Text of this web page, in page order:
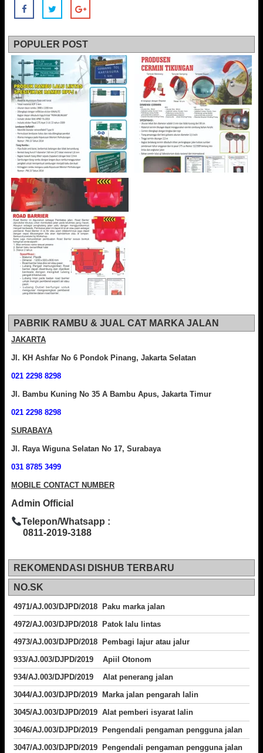
POPULER POST
PABRIK RAMBU & JUAL CAT MARKA JALAN
JAKARTA
Jl. KH Ashfar No 6 Pondok Pinang, Jakarta Selatan
021 2298 8298
Jl. Bambu Kuning No 35 A Bambu Apus, Jakarta Timur
021 2298 8298
SURABAYA
Jl. Raya Wiguna Selatan No 17, Surabaya
031 8785 3499
MOBILE CONTACT NUMBER
Admin Official
Telepon/Whatsapp :
0811-2019-3188
REKOMENDASI DISHUB TERBARU
NO.SK
4971/AJ.003/DJPD/2018 Paku marka jalan
4972/AJ.003/DJPD/2018 Patok lalu lintas
4973/AJ.003/DJPD/2018
Pembagi lajur atau jalur
933/AJ.003/DJPD/2019 Apiil Otonom
934/AJ.003/DJPD/2019 Alat penerang jalan
3044/AJ.003/DJPD/2019 Marka jalan pengarah lalin
3045/AJ.003/DJPD/2019 Alat pemberi isyarat lalin
3046/AJ.003/DJPD/2019 Pengendali pengaman pengguna jalan
3047/AJ.003/DJPD/2019 Pengendali pengaman pengguna jalan